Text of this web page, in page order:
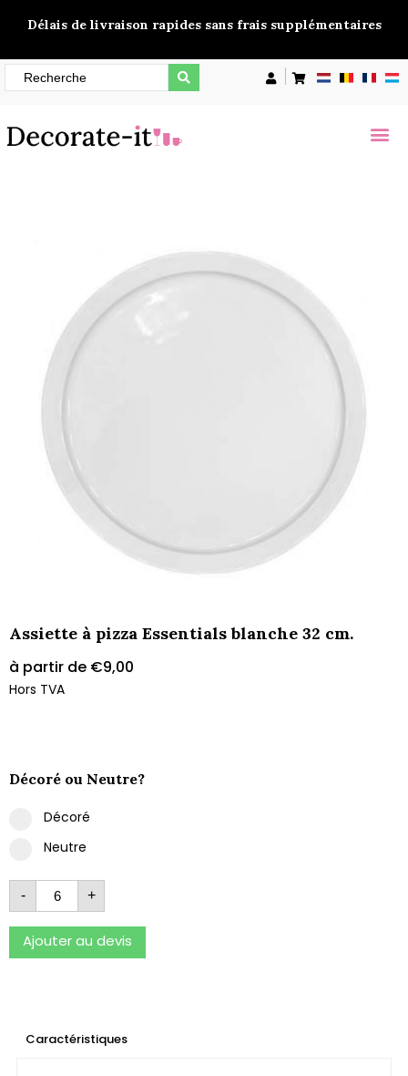
Délais de livraison rapides sans frais supplémentaires
Assiette à pizza Essentials blanche 32 cm.
à partir de €9,00
Hors TVA
Décoré ou Neutre?
Décoré
Neutre
- +
Ajouter au devis
Caractéristiques